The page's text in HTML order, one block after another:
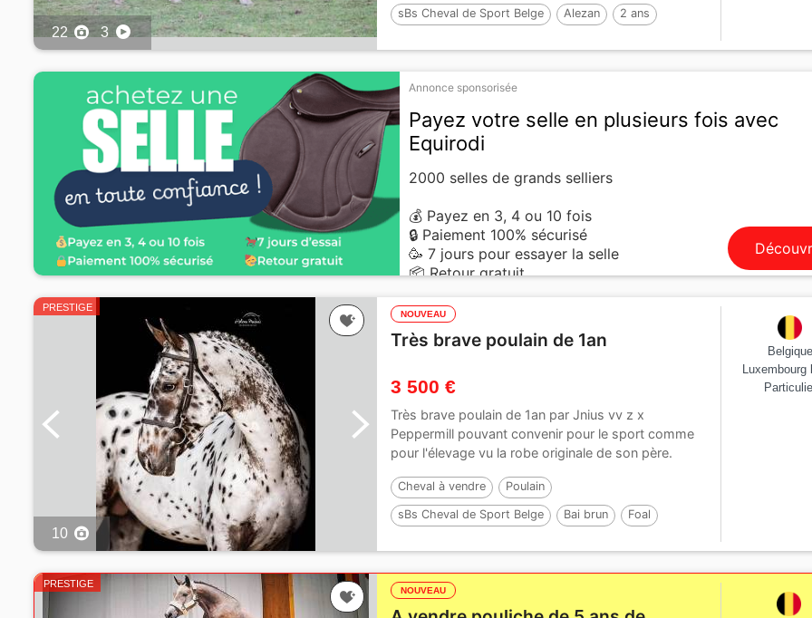
22 3
sBs Cheval de Sport Belge Alezan 2 ans
Annonce sponsorisée
Payez votre selle en plusieurs fois avec
Equirodi
2000 selles de grands selliers
💰 Payez en 3, 4 ou 10 fois
🔒 Paiement 100% sécurisé
🥳 7 jours pour essayer la selle
📦 Retour gratuit
PRESTIGE
10
NOUVEAU
Très brave poulain de 1an
3 500 €
Très brave poulain de 1an par Jnius vv z x
Peppermill pouvant convenir pour le sport comme
pour l'élevage vu la robe originale de son père.
Cheval à vendre Poulain
sBs Cheval de Sport Belge Bai brun Foal
Belgique
Luxembourg
PRESTIGE
NOUVEAU